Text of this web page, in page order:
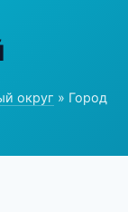
округ » Город